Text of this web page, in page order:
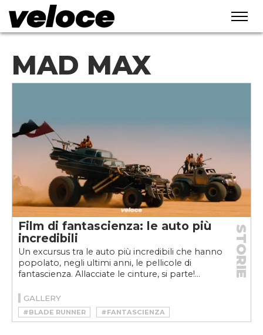
MAD MAX
Film di fantascienza: le auto più
incredibili
Un excursus tra le auto più incredibili che hanno
popolato, negli ultimi anni, le pellicole di
fantascienza. Allacciate le cinture, si parte!...
STORIE
GALLERY
#BLADE RUNNER
#FANTASCIENZA
#FILM
#MAD MAX
#MINORITY REPORT